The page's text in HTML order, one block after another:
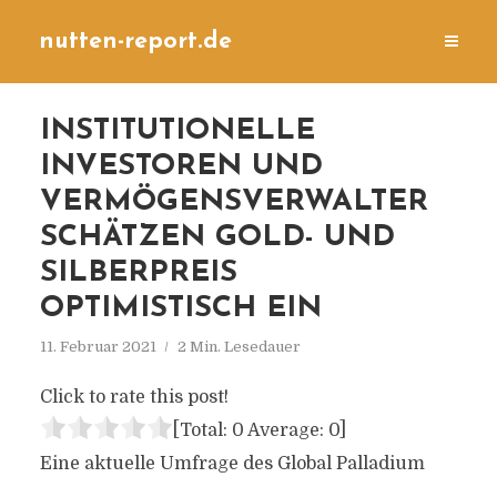
nutten-report.de
INSTITUTIONELLE
INVESTOREN UND
VERMÖGENSVERWALTER
SCHÄTZEN GOLD- UND
SILBERPREIS
OPTIMISTISCH EIN
11. Februar 2021 2 Min. Lesedauer
Click to rate this post!
[Total: 0 Average: 0]
Eine aktuelle Umfrage des Global Palladium